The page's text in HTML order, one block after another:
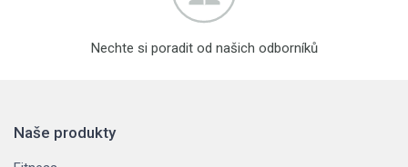
Nechte si poradit od našich odborníků
Naše produkty